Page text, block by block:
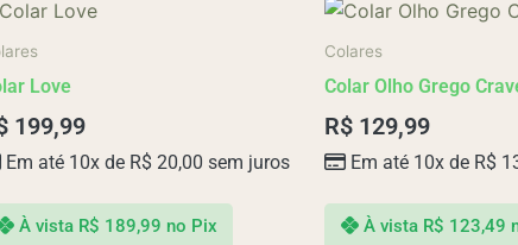
Love
199,99
Em até 10x de R$ 20,00 sem juros
À vista R$ 189,99 no Pix
Colares
Colar Olho Grego
R$ 129,99
Em até 10x de R$
À vista R$ 123,49